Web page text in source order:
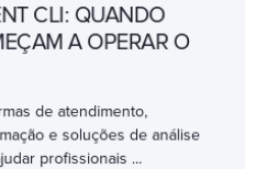
CLI: QUANDO
A OPERAR O
de atendimento,
e soluções de análise
profissionais ...